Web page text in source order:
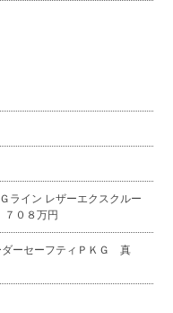
ライン レザーエクスクルー
０８万円
ダーセーフティＰＫＧ 真